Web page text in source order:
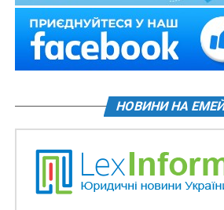
НОВИНИ НА